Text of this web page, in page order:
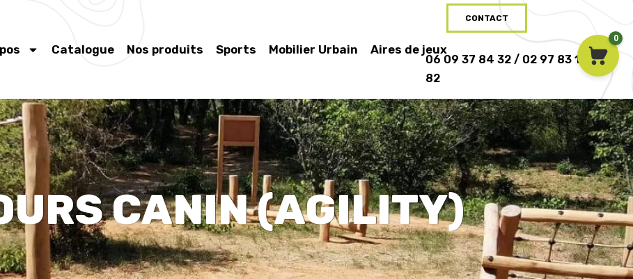
Catalogue Nos produits Sports Mobilier Urbain Aires de jeux
CONTACT
06 09 37 84 32 / 02 97 83 16
82
CANIN (AGILITY)
0